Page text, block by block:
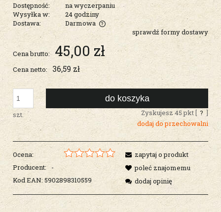
Dostępność:
na wyczerpaniu
Wysyłka w:
24 godziny
Dostawa:
Darmowa
Cena nie zawiera ewentualnych kosztów płatności
sprawdź formy dostawy
Cena brutto: 45,00 zł
Cena netto: 36,59 zł
szt.
do koszyka
Zyskujesz 45pkt [ ? ]
dodaj do przechowalni
Ocena:
Producent:
-
Kod EAN: 5902898310559
zapytaj o produkt
poleć znajomemu
dodaj opinię